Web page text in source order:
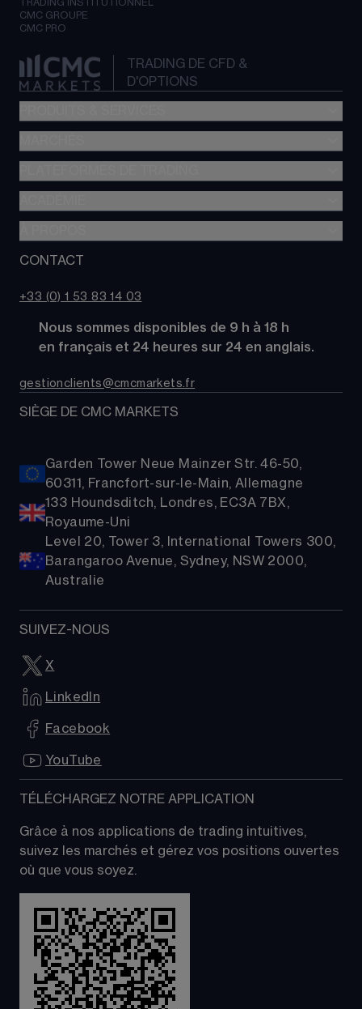
TRADING INSTITUTIONNEL
CMC GROUPE
CMC PRO
TRADING DE CFD &
D'OPTIONS
Trading d’options
Comparez des comptes
Coûts
Alpha
Actions
Matières Premières
ETFs
Paniers d'Actions
Glossaire
Nos analystes de marché
À propos de CMC Markets
Support
CONTACT
+33 (0) 1 53 83 14 03
      Nous sommes disponibles de 9 h à 18 h
      en français et 24 heures sur 24 en anglais.
gestionclients@cmcmarkets.fr
SIÈGE DE CMC MARKETS
Garden Tower Neue Mainzer Str. 46-50,
60311, Francfort-sur-le-Main, Allemagne
133 Houndsditch, Londres, EC3A 7BX,
Royaume-Uni
Level 20, Tower 3, International Towers 300,
Barangaroo Avenue, Sydney, NSW 2000,
Australie
SUIVEZ-NOUS
X
LinkedIn
Facebook
YouTube
TÉLÉCHARGEZ NOTRE APPLICATION
Grâce à nos applications de trading intuitives,
suivez les marchés et gérez vos positions ouvertes
où que vous soyez.